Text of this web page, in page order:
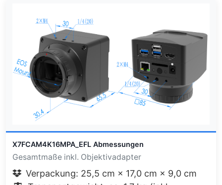
X7FCAM4K16MPA_EFL Abmessungen
Gesamtmaße inkl. Objektivadapter
Verpackung: 25,5 cm × 17,0 cm × 9,0 cm